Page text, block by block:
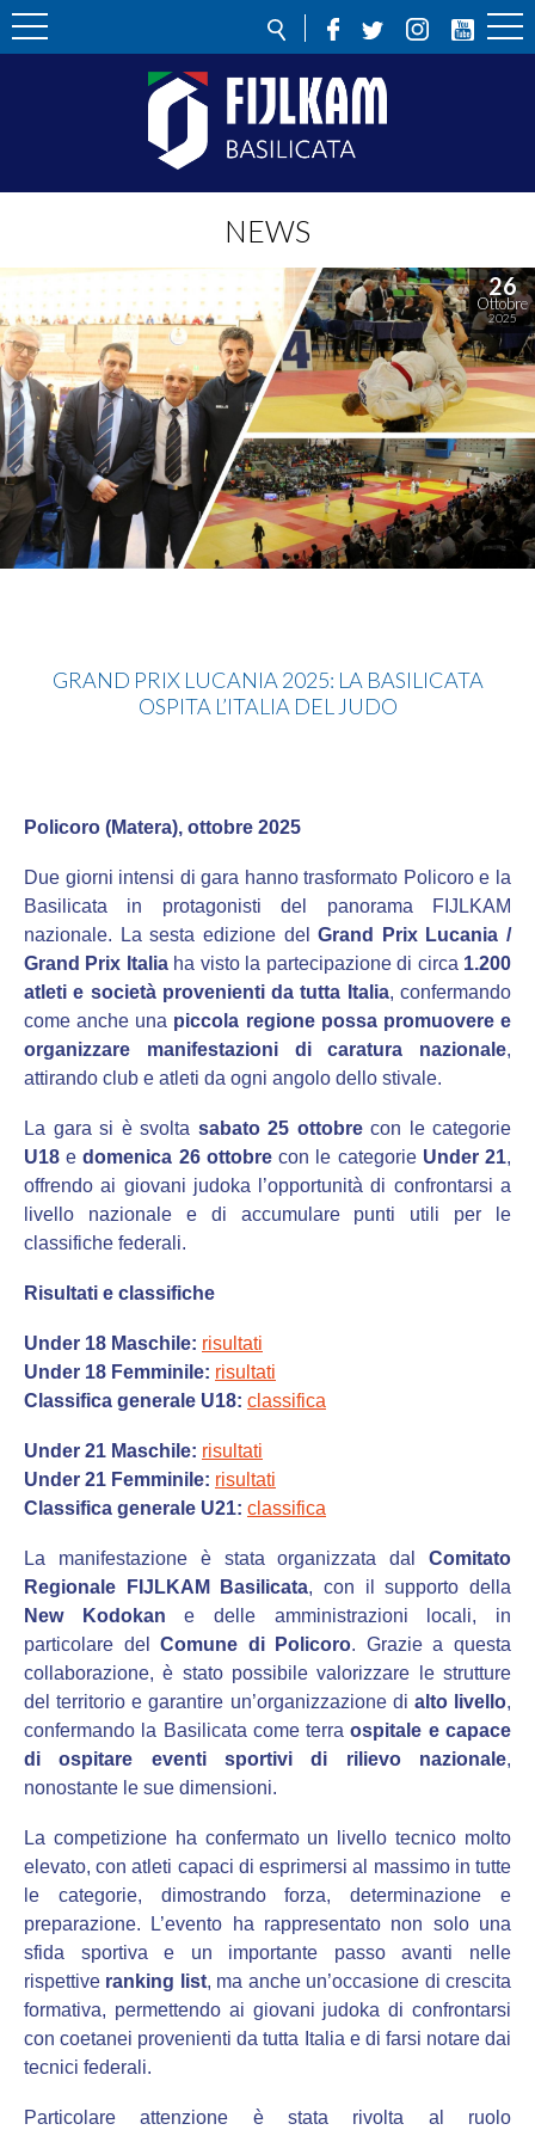
NEWS
26
Ottobre
2025
GRAND PRIX LUCANIA 2025: LA BASILICATA
OSPITA L’ITALIA DEL JUDO
Policoro (Matera), ottobre 2025
Due giorni intensi di gara hanno trasformato Policoro e la
Basilicata in protagonisti del panorama FIJLKAM
nazionale. La sesta edizione delGrand Prix Lucania /
Grand Prix Italiaha visto la partecipazione di circa 1.200
atleti e società provenienti da tutta Italia, confermando
come anche una piccola regione possa promuovere e
organizzare manifestazioni di caratura nazionale,
attirando club e atleti da ogni angolo dello stivale.
La gara si è svolta sabato 25 ottobrecon le categorie
U18 edomenica 26 ottobrecon le categorie Under 21,
offrendo ai giovani judoka l’opportunità di confrontarsi a
livello nazionale e di accumulare punti utili per le
classifiche federali.
Risultati e classifiche
Under 18 Maschile: risultati
Under 18 Femminile: risultati
Classifica generale U18: classifica
Under 21 Maschile: risultati
Under 21 Femminile: risultati
Classifica generale U21: classifica
La manifestazione è stata organizzata dal Comitato
Regionale FIJLKAM Basilicata, con il supporto della
New Kodokan e delle amministrazioni locali, in
particolare delComune di Policoro. Grazie a questa
collaborazione, è stato possibile valorizzare le strutture
del territorio e garantire un’organizzazione di alto livello,
confermando la Basilicata come terraospitale e capace
di ospitare eventi sportivi di rilievo nazionale,
nonostante le sue dimensioni.
La competizione ha confermato un livello tecnico molto
elevato, con atleti capaci di esprimersi al massimo in tutte
le categorie, dimostrando forza, determinazione e
preparazione. L’evento ha rappresentato non solo una
sfida sportiva e un importante passo avanti nelle
rispettive ranking list, ma anche un’occasione di crescita
formativa, permettendo ai giovani judoka di confrontarsi
con coetanei provenienti da tutta Italia e di farsi notare dai
tecnici federali.
Particolare attenzione è stata rivolta al ruolo